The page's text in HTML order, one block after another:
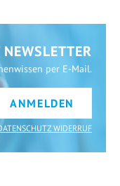
per E-Mail.
ANMELDEN
WIDERRUF